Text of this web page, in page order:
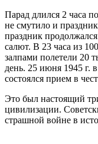
Парад длился 2 часа
не смутило и
праздник
салют. В 23 часа из
залпами полетели 20
день. 25 июня 1945 г.
состоялся прием в
Это был настоящий
цивилизации.
страшной